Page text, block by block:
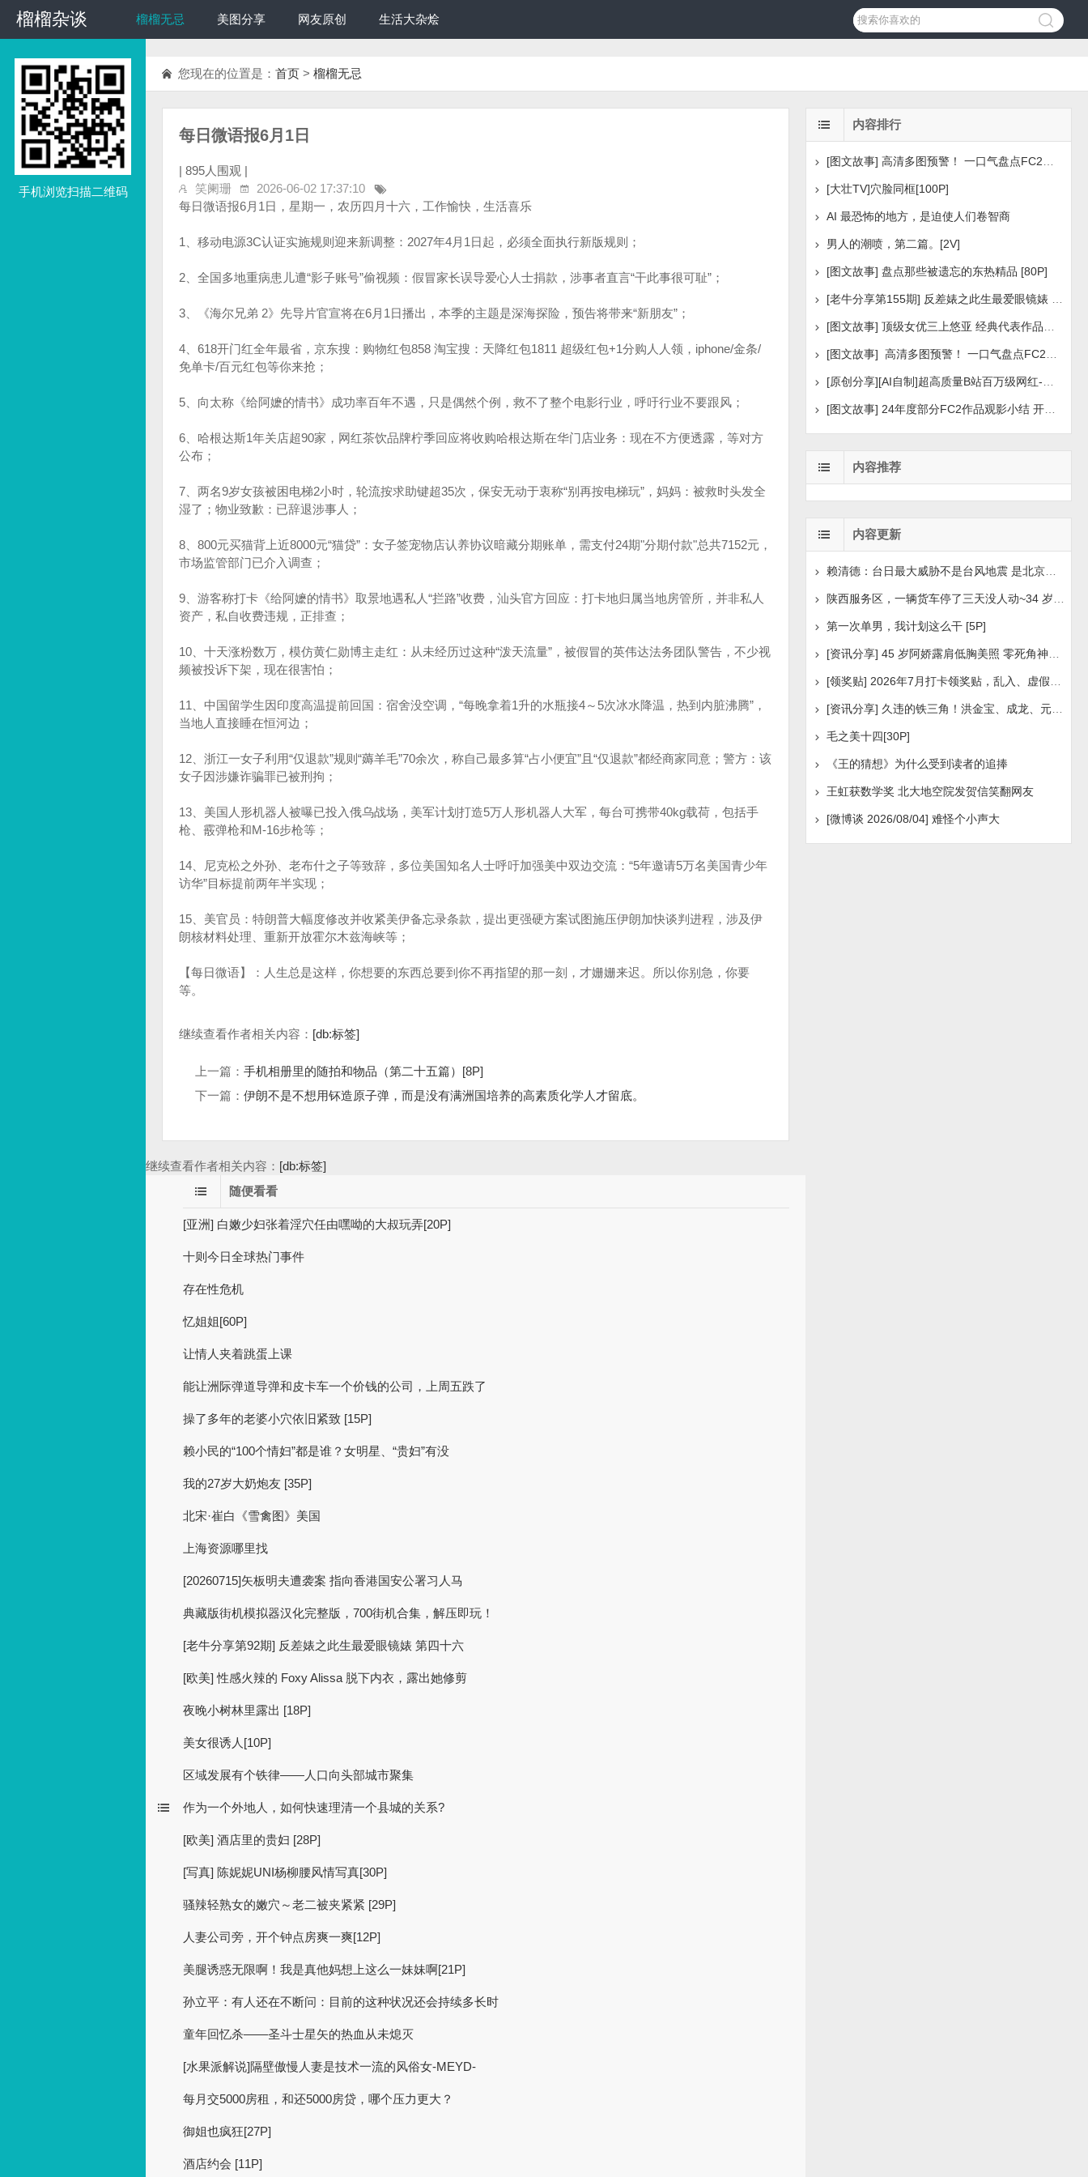
榴榴杂谈
榴榴杂谈 榴榴无忌 美图分享 网友原创 生活大杂烩
手机浏览扫描二维码
您现在的位置是： 首页 > 榴榴无忌
每日微语报6月1日
| 895人围观 |
笑阑珊
2026-06-02 17:37:10
每日微语报6月1日，星期一，农历四月十六，工作愉快，生活喜乐
1、移动电源3C认证实施规则迎来新调整：2027年4月1日起，必须全面执行新版规则；
2、全国多地重病患儿遭“影子账号”偷视频：假冒家长误导爱心人士捐款，涉事者直言“干此事很可耻”；
3、《海尔兄弟 2》先导片官宣将在6月1日播出，本季的主题是深海探险，预告将带来“新朋友”；
4、618开门红全年最省，京东搜：购物红包858 淘宝搜：天降红包1811 超级红包+1分购人人领，iphone/金条/
免单卡/百元红包等你来抢；
5、向太称《给阿嬷的情书》成功率百年不遇，只是偶然个例，救不了整个电影行业，呼吁行业不要跟风；
6、哈根达斯1年关店超90家，网红茶饮品牌柠季回应将收购哈根达斯在华门店业务：现在不方便透露，等对方
公布；
7、两名9岁女孩被困电梯2小时，轮流按求助键超35次，保安无动于衷称“别再按电梯玩”，妈妈：被救时头发全
湿了；物业致歉：已辞退涉事人；
8、800元买猫背上近8000元“猫贷”：女子签宠物店认养协议暗藏分期账单，需支付24期"分期付款"总共7152元，
市场监管部门已介入调查；
9、游客称打卡《给阿嬷的情书》取景地遇私人“拦路”收费，汕头官方回应：打卡地归属当地房管所，并非私人
资产，私自收费违规，正排查；
10、十天涨粉数万，模仿黄仁勋博主走红：从未经历过这种“泼天流量”，被假冒的英伟达法务团队警告，不少视
频被投诉下架，现在很害怕；
11、中国留学生因印度高温提前回国：宿舍没空调，“每晚拿着1升的水瓶接4～5次冰水降温，热到内脏沸腾”，
当地人直接睡在恒河边；
12、浙江一女子利用“仅退款”规则“薅羊毛”70余次，称自己最多算“占小便宜”且“仅退款”都经商家同意；警方：该
女子因涉嫌诈骗罪已被刑拘；
13、美国人形机器人被曝已投入俄乌战场，美军计划打造5万人形机器人大军，每台可携带40kg载荷，包括手
枪、霰弹枪和M-16步枪等；
14、尼克松之外孙、老布什之子等致辞，多位美国知名人士呼吁加强美中双边交流：“5年邀请5万名美国青少年
访华”目标提前两年半实现；
15、美官员：特朗普大幅度修改并收紧美伊备忘录条款，提出更强硬方案试图施压伊朗加快谈判进程，涉及伊
朗核材料处理、重新开放霍尔木兹海峡等；
【每日微语】：人生总是这样，你想要的东西总要到你不再指望的那一刻，才姗姗来迟。所以你别急，你要
等。
继续查看作者相关内容： [db:标签]
上一篇： 手机相册里的随拍和物品（第二十五篇）[8P]
下一篇： 伊朗不是不想用钚造原子弹，而是没有满洲国培养的高素质化学人才留底。
继续查看作者相关内容： [db:标签]
随便看看
[亚洲] 白嫩少妇张着淫穴任由嘿呦的大叔玩弄[20P]
十则今日全球热门事件
存在性危机
忆姐姐[60P]
让情人夹着跳蛋上课
能让洲际弹道导弹和皮卡车一个价钱的公司，上周五跌了
操了多年的老婆小穴依旧紧致 [15P]
赖小民的“100个情妇”都是谁？女明星、“贵妇”有没
我的27岁大奶炮友 [35P]
北宋·崔白《雪禽图》美国
上海资源哪里找
[20260715]矢板明夫遭袭案 指向香港国安公署习人马
典藏版街机模拟器汉化完整版，700街机合集，解压即玩！
[老牛分享第92期] 反差婊之此生最爱眼镜婊 第四十六
[欧美] 性感火辣的 Foxy Alissa 脱下内衣，露出她修剪
夜晚小树林里露出 [18P]
美女很诱人[10P]
区域发展有个铁律——人口向头部城市聚集
作为一个外地人，如何快速理清一个县城的关系?
[欧美] 酒店里的贵妇 [28P]
[写真] 陈妮妮UNI杨柳腰风情写真[30P]
骚辣轻熟女的嫩穴～老二被夹紧紧 [29P]
人妻公司旁，开个钟点房爽一爽[12P]
美腿诱惑无限啊！我是真他妈想上这么一妹妹啊[21P]
孙立平：有人还在不断问：目前的这种状况还会持续多长时
童年回忆杀——圣斗士星矢的热血从未熄灭
[水果派解说]隔壁傲慢人妻是技术一流的风俗女-MEYD-
每月交5000房租，和还5000房贷，哪个压力更大？
御姐也疯狂[27P]
酒店约会 [11P]
内容排行
[大壮TV]穴脸同框[100P]
AI 最恐怖的地方，是迫使人们卷智商
男人的潮喷，第二篇。[2V]
[图文故事] 盘点那些被遗忘的东热精品 [80P]
[图文故事] 24年度部分FC2作品观影小结 开年王炸后续
内容推荐
内容更新
赖清德：台日最大威胁不是台风地震 是北京侵扰胁迫
第一次单男，我计划这么干 [5P]
[资讯分享] 久违的铁三角！洪金宝、成龙、元彪最新合照
毛之美十四[30P]
《王的猜想》为什么受到读者的追捧
王虹获数学奖 北大地空院发贺信笑翻网友
[微博谈 2026/08/04] 难怪个小声大